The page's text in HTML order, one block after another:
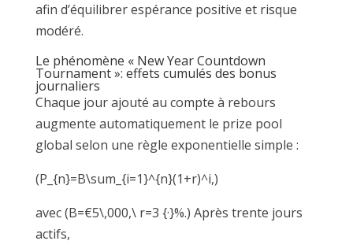
afin d’équilibrer espérance positive et risque
modéré.
Le phénomène « New Year Countdown
Tournament »: effets cumulés des bonus
journaliers
Chaque jour ajouté au compte à rebours
augmente automatiquement le prize pool
global selon une règle exponentielle simple :
(P_{n}=B\sum_{i=1}^{n}(1+r)^i,)
avec (B=€5\,000,\ r=3 {·}%.) Après trente jours
actifs,